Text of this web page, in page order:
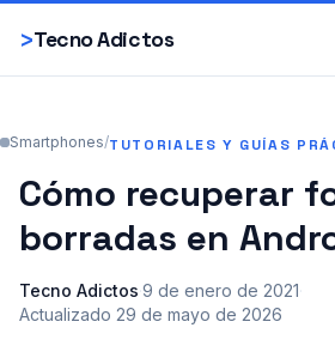
>Tecno Adictos
Smartphones
Smartphones/TUTORIALES Y GUÍAS
Cómo recuperar
borradas en
Tecno Adictos·9 de enero de 2021·
Actualizado 29 de mayo de 2026